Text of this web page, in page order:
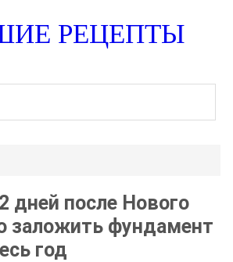
РЕЦЕПТЫ
дней после Нового
заложить фундамент
год